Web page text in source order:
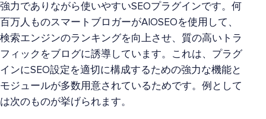
強力でありながら使いやすいSEOプラグインです。何
百万人ものスマートブロガーがAIOSEOを使用して、
検索エンジンのランキングを向上させ、質の高いトラ
フィックをブログに誘導しています。これは、プラグ
インにSEO設定を適切に構成するための強力な機能と
モジュールが多数用意されているためです。例として
は次のものが挙げられます。